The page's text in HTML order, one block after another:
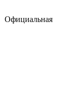
Официальная